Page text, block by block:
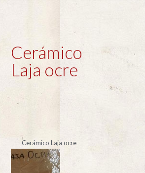
Cerámico
Laja ocre
Cerámico Laja ocre